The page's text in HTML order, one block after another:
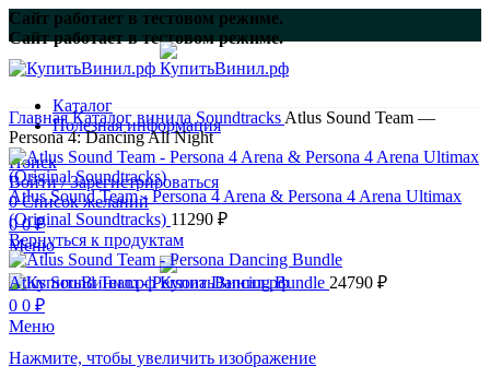
Сайт работает в тестовом режиме.
Сайт работает в тестовом режиме.
Каталог
Полезная информация
Поиск
Войти / Зарегистрироваться
0Список желаний
00₽
Меню
0 0 ₽
Меню
ГлавнаяКаталог винила Soundtracks Atlus Sound Team —
Persona 4: Dancing All Night
Atlus Sound Team - Persona 4 Arena & Persona 4 Arena Ultimax
(Original Soundtracks) 11290 ₽
Вернуться к продуктам
Atlus Sound Team - Persona Dancing Bundle 24790 ₽
Нажмите, чтобы увеличить изображение